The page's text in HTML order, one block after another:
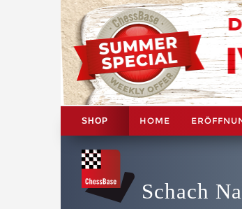
SHOP HOME
Schach